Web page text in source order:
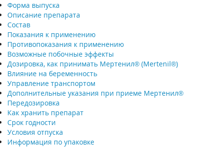
Форма выпуска
Описание препарата
Состав
Показания к применению
Противопоказания к применению
Возможные побочные эффекты
Дозировка, как принимать Мертенил® (Mertenil®)
Влияние на беременность
Управление транспортом
Дополнительные указания при приеме Мертенил®
Передозировка
Как хранить препарат
Срок годности
Условия отпуска
Информация по упаковке